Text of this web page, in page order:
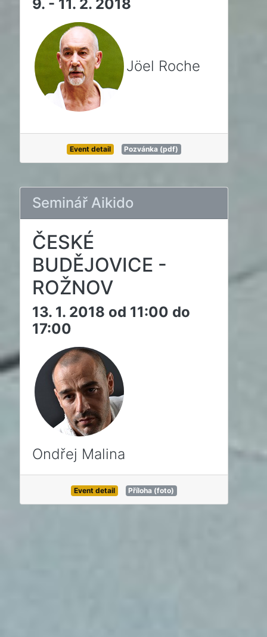
9. - 11. 2. 2018
Jöel Roche
Event detail Pozvánka (pdf)
Seminář Aikido
ČESKÉ
BUDĚJOVICE -
ROŽNOV
13. 1. 2018 od 11:00 do
17:00
Ondřej Malina
Event detail Příloha (foto)